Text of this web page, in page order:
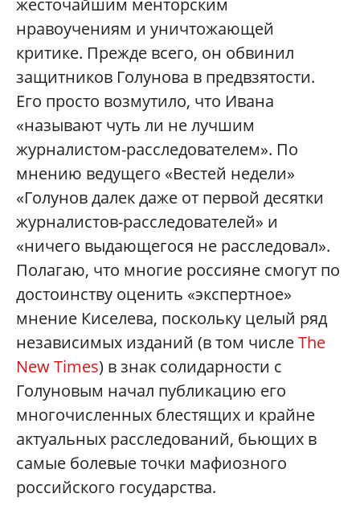
жесточайшим менторским
нравоучениям и уничтожающей
критике. Прежде всего, он обвинил
защитников Голунова в предвзятости.
Его просто возмутило, что Ивана
«называют чуть ли не лучшим
журналистом-расследователем». По
мнению ведущего «Вестей недели»
«Голунов далек даже от первой десятки
журналистов-расследователей» и
«ничего выдающегося не расследовал».
Полагаю, что многие россияне смогут по
достоинству оценить «экспертное»
мнение Киселева, поскольку целый ряд
независимых изданий (в том числеThe
New Times) в знак солидарности с
Голуновым начал публикацию его
многочисленных блестящих и крайне
актуальных расследований, бьющих в
самые болевые точки мафиозного
российского государства.